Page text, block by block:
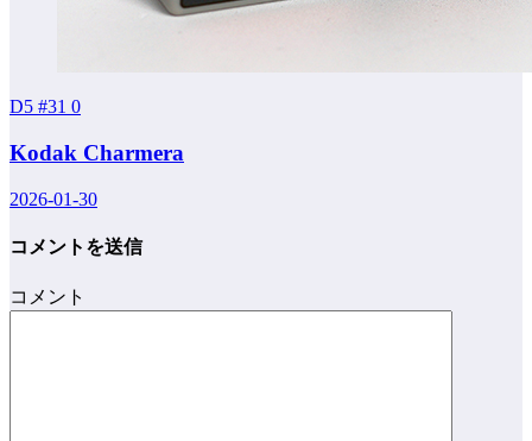
D5 #31 0
Kodak Charmera
2026-01-30
コメントを送信
コメント